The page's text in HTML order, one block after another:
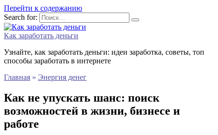
Перейти к содержанию
Search for:
Как заработать деньги
Узнайте, как заработать деньги: идеи заработка, советы, топ
способы заработать в интернете
Главная » Энергия денег
Как не упускать шанс: поиск
возможностей в жизни, бизнесе и
работе